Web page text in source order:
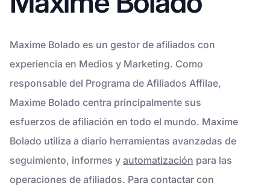
Maxime Bolado es un gestor de afiliados con
experiencia en Medios y Marketing. Como
responsable del Programa de Afiliados Affilae,
Maxime Bolado centra principalmente sus
esfuerzos de afiliación en todo el mundo. Maxime
Bolado utiliza a diario herramientas avanzadas de
seguimiento, informes y automatización para las
operaciones de afiliados. Para contactar con